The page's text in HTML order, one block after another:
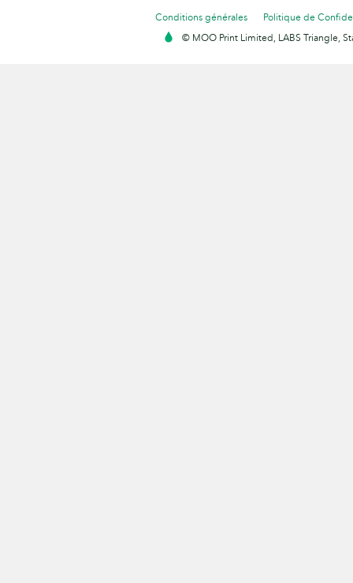
Conditions générales
Politique de
© MOO Print Limited, LABS Triangle,